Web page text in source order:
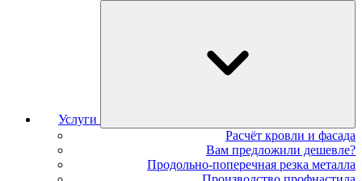
Услуги
Расчёт кровли и фасада
Вам предложили дешевле?
Продольно-поперечная резка металла